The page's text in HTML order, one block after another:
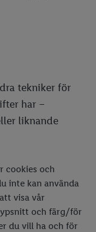
tekniker för
har –
liknande
cookies och
inte kan använda
visa vår
och färg/för
du vill ha och för